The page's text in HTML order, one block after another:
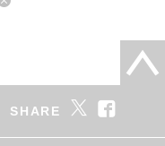
SHARE